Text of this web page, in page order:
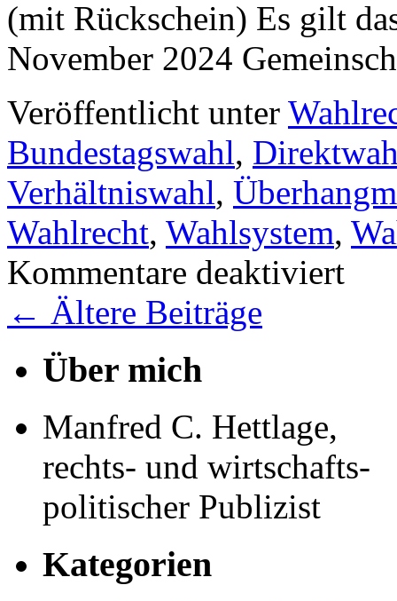
(mit Rückschein) Es gilt
November 2024
Veröffentlicht unter
Bundestagswahl,
Verhältniswahl,
Wahlrecht, Wahlsystem,
Kommentare deaktiviert
← Ältere Beiträge
Über mich
Manfred C. Hettlage,
rechts- und wirtschafts-
politischer Publizist
Kategorien